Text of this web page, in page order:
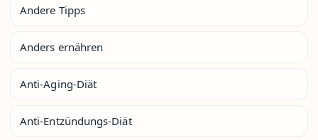
Andere Tipps
Anders ernähren
Anti-Aging-Diät
Anti-Entzündungs-Diät